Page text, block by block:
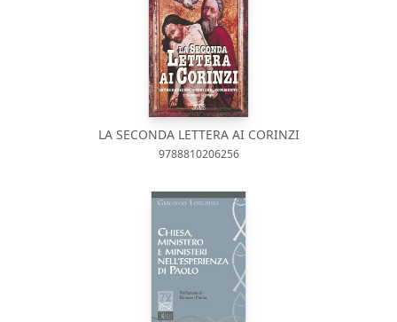
LA SECONDA LETTERA AI CORINZI
9788810206256